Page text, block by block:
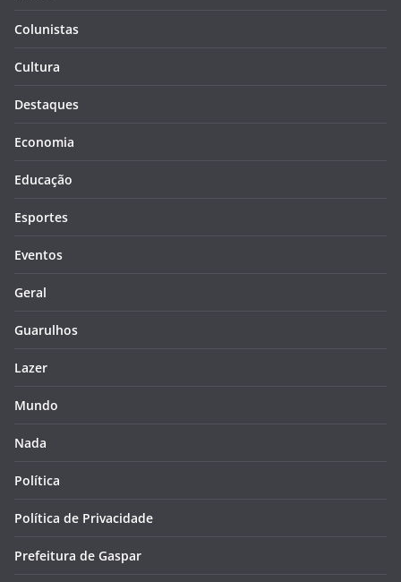
Colunistas
Cultura
Destaques
Economia
Educação
Esportes
Eventos
Geral
Guarulhos
Lazer
Mundo
Nada
Política
Política de Privacidade
Prefeitura de Gaspar